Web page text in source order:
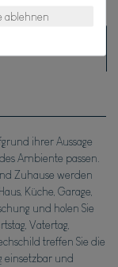
ihrer Aussage
Ambiente passen.
Zuhause werden
Küche, Garage,
und holen Sie
Vatertag,
treffen Sie die
einsetzbar und
ablehnen